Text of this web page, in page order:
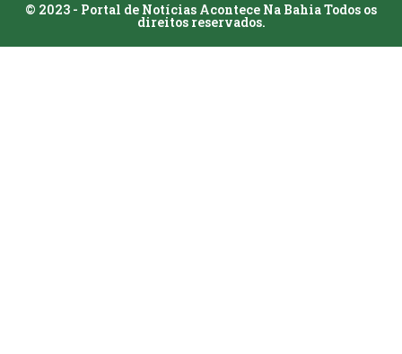
© 2023 - Portal de Notícias Acontece Na Bahia Todos os
direitos reservados.